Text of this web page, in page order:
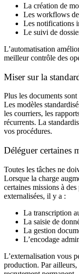
La création de
Les workflows
Les notifications
Le suivi de
L’automatisation
meilleur contrôle des
Miser sur la
Plus les documents
Les modèles
les courriers, les
récurrents. La
vos procédures.
Déléguer certaines
Toutes les tâches ne
Lorsque la charge
certaines missions à
externalisées, il y a :
La transcription
La saisie de
La gestion
L’encodage
L’externalisation vous
production. Par ailleurs,